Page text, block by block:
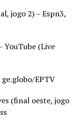
jogo 2) – Espn3,
YouTube (Live
ge.globo/EPTV
(final oeste, jogo